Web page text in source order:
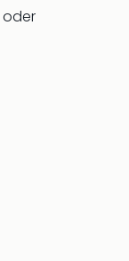
oder